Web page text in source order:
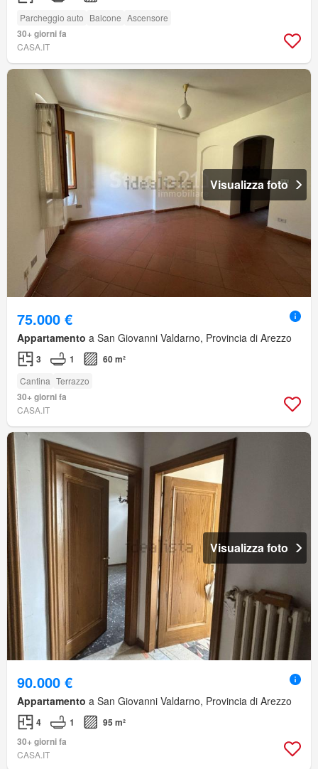
Parcheggio auto Balcone Ascensore
30+ giorni fa
CASA.IT
Visualizza foto
75.000 €
Appartamento a San Giovanni Valdarno, Provincia di Arezzo
3 1 60 m²
Cantina Terrazzo
30+ giorni fa
CASA.IT
Visualizza foto
90.000 €
Appartamento a San Giovanni Valdarno, Provincia di Arezzo
4 1
95 m²
30+ giorni fa
CASA.IT